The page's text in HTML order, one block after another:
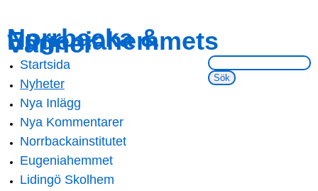
main
content
navigation
Norrbacka &
Eugeniahemmets
Vänner
Sök på webbsidan:
Main menu
Startsida
Nyheter
Nya Inlägg
Nya Kommentarer
Norrbackainstitutet
Eugeniahemmet
Lidingö Skolhem